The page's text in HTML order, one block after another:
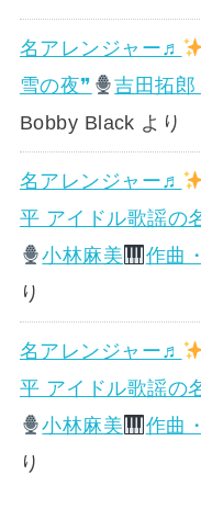
名アレンジャー♬
雪の夜❞
吉田拓郎
Bobby Black より
名アレンジャー♬
平 アイドル歌謡の
小林麻美
作曲
り
名アレンジャー♬
平 アイドル歌謡の
小林麻美
作曲
り